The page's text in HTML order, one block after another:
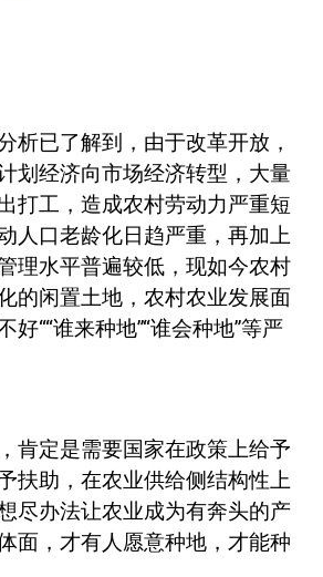
析已了解到，由于改革开放，
划经济向市场经济转型，大量
打工，造成农村劳动力严重短
人口老龄化日趋严重，再加上
理水平普遍较低，现如今农村
的闲置土地，农村农业发展面
好““谁来种地”“谁会种地”等严
肯定是需要国家在政策上给予
扶助，在农业供给侧结构性上
尽办法让农业成为有奔头的产
面，才有人愿意种地，才能种